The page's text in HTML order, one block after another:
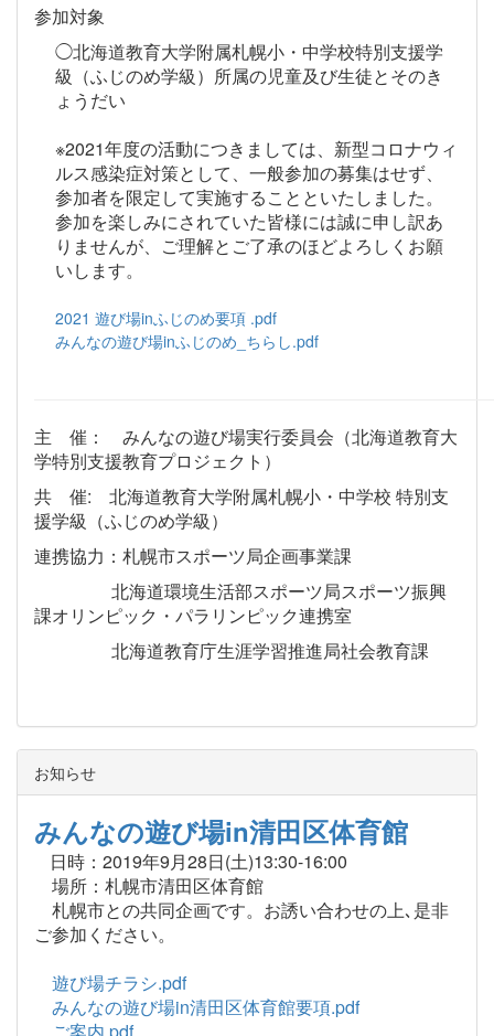
参加対象
◯北海道教育大学附属札幌小・中学校特別支援学
級（ふじのめ学級）所属の児童及び生徒とそのき
ょうだい
※2021年度の活動につきましては、新型コロナウィ
ルス感染症対策として、一般参加の募集はせず、
参加者を限定して実施することといたしました。
参加を楽しみにされていた皆様には誠に申し訳あ
りませんが、ご理解とご了承のほどよろしくお願
いします。
2021 遊び場inふじのめ要項 .pdf
みんなの遊び場inふじのめ_ちらし.pdf
主 催： みんなの遊び場実行委員会（北海道教育大
学特別支援教育プロジェクト）
共 催: 北海道教育大学附属札幌小・中学校 特別支
援学級（ふじのめ学級）
連携協力：札幌市スポーツ局企画事業課
北海道環境生活部スポーツ局スポーツ振興
課オリンピック・パラリンピック連携室
北海道教育庁生涯学習推進局社会教育課
お知らせ
みんなの遊び場in清田区体育館
日時：2019年9月28日(土)13:30-16:00
場所：札幌市清田区体育館
札幌市との共同企画です。お誘い合わせの上､是非
ご参加ください。
遊び場チラシ.pdf
みんなの遊び場in清田区体育館要項.pdf